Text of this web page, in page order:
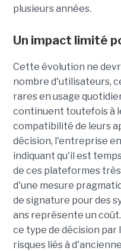
plusieurs années.
Un impact limité
Cette évolution ne
nombre d'utilisateurs,
rares en usage
continuent toutefois à
compatibilité de leurs
décision, l'entreprise
indiquant qu'il est
de ces plateformes
d'une mesure
de signature pour des
ans représente un
ce type de décision
risques liés à